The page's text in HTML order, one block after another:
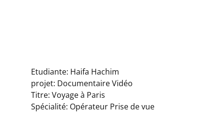
Etudiante: Haifa Hachim
projet: Documentaire Vidéo
Titre: Voyage à Paris
Spécialité: Opérateur Prise de vue